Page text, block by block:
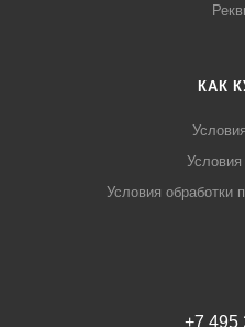
КАК
Условия
Условия обработки
+7 495